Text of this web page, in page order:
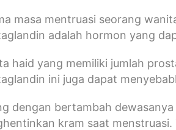
masa mentruasi seorang
adalah hormon yang
haid yang memiliki jumlah
ini juga dapat
dengan bertambah
kram saat